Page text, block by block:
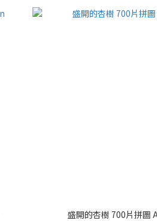
盛開的杏樹 700片拼圖